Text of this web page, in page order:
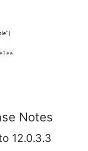
Notes
12.0.3.3